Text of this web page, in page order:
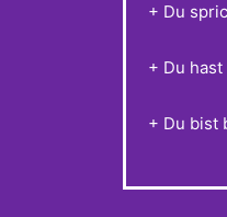
+ Du
+ Du
+ Du bist